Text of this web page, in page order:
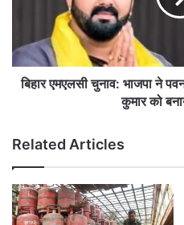
क
द
मा
का
ख
र्च
सी
चु
ज
पा
ने
प
व
बिहार एमएलसी चुनाव: भाजपा ने
कुमार को
Related Articles